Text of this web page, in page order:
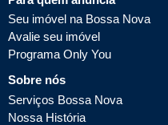
Seu imóvel na Bossa Nova
Avalie seu imóvel
Programa Only You
Sobre nós
Serviços Bossa Nova
Nossa História